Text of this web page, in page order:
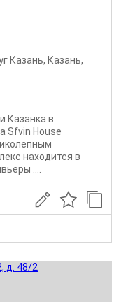
Казань, Казань,
Казанка в
Sfvin House
находится в
....